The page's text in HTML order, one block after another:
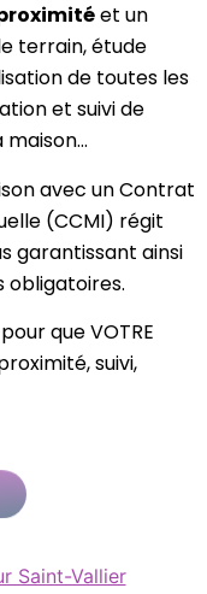
et un
terrain, étude
de toutes les
et suivi de
maison…
avec un Contrat
(CCMI) régit
garantissant ainsi
obligatoires.
que VOTRE
suivi,
Saint-Vallier